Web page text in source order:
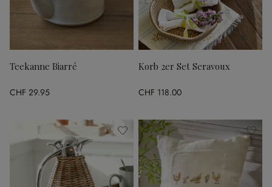
Teekanne Biarré
CHF 29.95
Korb 2er Set Seravoux
CHF 118.00